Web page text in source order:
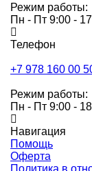
Режим работы:
Пн - Пт 9:00 -
Телефон
+7 978 160 00
Режим работы:
Пн - Пт 9:00 -
Навигация
Помощь
Оферта
Политика в